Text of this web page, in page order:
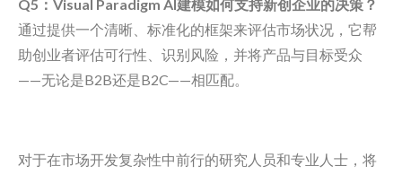
Q5：Visual Paradigm AI建模如何支持新创企业的决策？
通过提供一个清晰、标准化的框架来评估市场状况，它帮
助创业者评估可行性、识别风险，并将产品与目标受众
——无论是B2B还是B2C——相匹配。
对于在市场开发复杂性中前行的研究人员和专业人士，将